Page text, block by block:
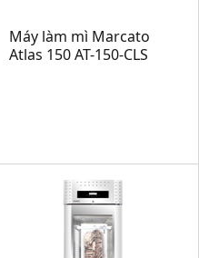
Máy làm mì Marcato
Atlas 150 AT-150-CLS